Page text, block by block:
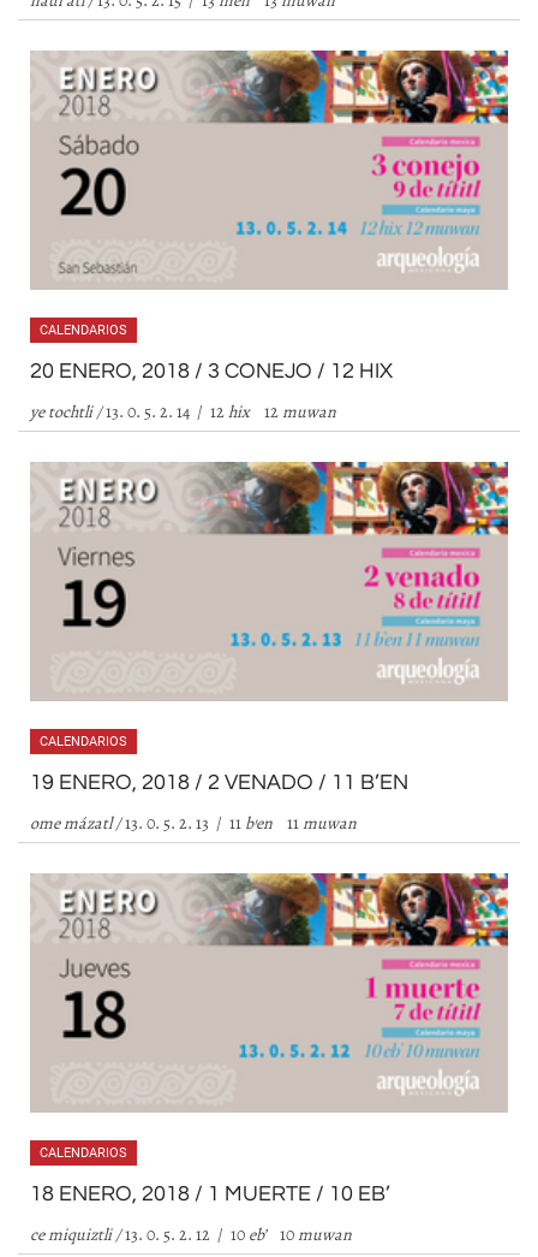
CALENDARIOS
20 ENERO, 2018 / 3 CONEJO / 12 HIX
ye tochtli /13. 0. 5. 2. 14 / 12hix 12muwan
CALENDARIOS
19 ENERO, 2018 / 2 VENADO / 11 B’EN
ome mázatl /13. 0. 5. 2. 13 / 11 b’en 11muwan
CALENDARIOS
18 ENERO, 2018 / 1 MUERTE / 10 EB’
ce miquiztli /13. 0. 5. 2. 12 / 10 eb’10muwan